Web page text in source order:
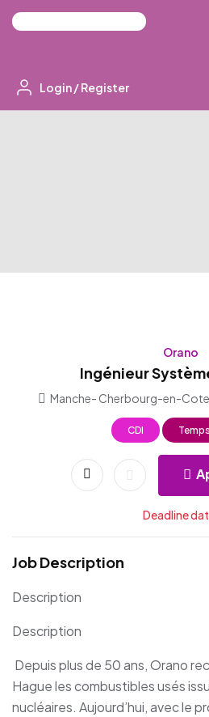
Login /Register
Orano
Ingénieur
Manche- Cherbourg-en-
CDI
Deadline
Job Description
Description
Description
Depuis plus de 50 ans, Orano
Hague les combustibles usés
nucléaires. Aujourd’hui, avec le